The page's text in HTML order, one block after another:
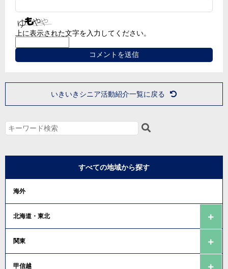
上に表示された文字を入力してください。
いきいきシニア活動紹介一覧に戻る
すべての地域から探す
海外
北海道・東北
関東
甲信越